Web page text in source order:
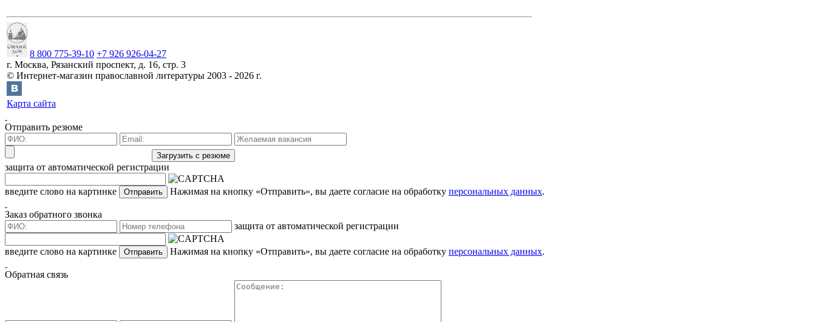
8 800 775-39-10 +7 926 926-04-27
г. Москва, Рязанский проспект, д. 16, стр. 3
© Интернет-магазин православной литературы 2003 - 2026 г.
Карта сайта
Отправить резюме
защита от автоматической регистрации
введите слово на картинке Нажимая на кнопку «Отправить», вы даете согласие на обработку персональных данных.
Заказ обратного звонка
защита от автоматической регистрации
введите слово на картинке Нажимая на кнопку «Отправить», вы даете согласие на обработку персональных данных.
Обратная связь